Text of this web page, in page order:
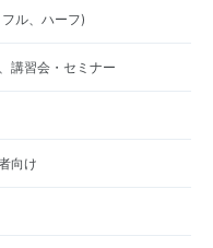
ル、ハーフ)
講習会・セミナー
向け